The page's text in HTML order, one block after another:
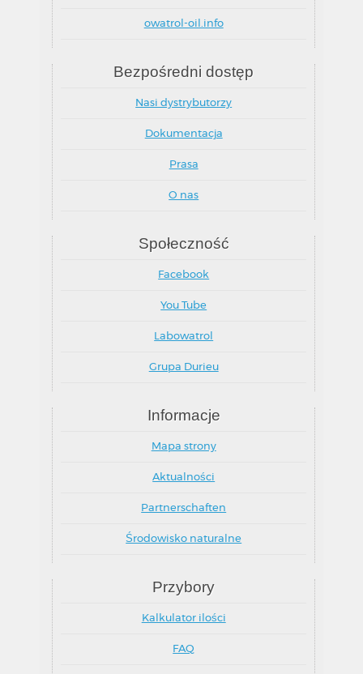
owatrol-oil.info
Bezpośredni dostęp
Nasi dystrybutorzy
Dokumentacja
Prasa
O nas
Społeczność
Facebook
You Tube
Labowatrol
Grupa Durieu
Informacje
Mapa strony
Aktualności
Partnerschaften
Środowisko naturalne
Przybory
Kalkulator ilości
FAQ